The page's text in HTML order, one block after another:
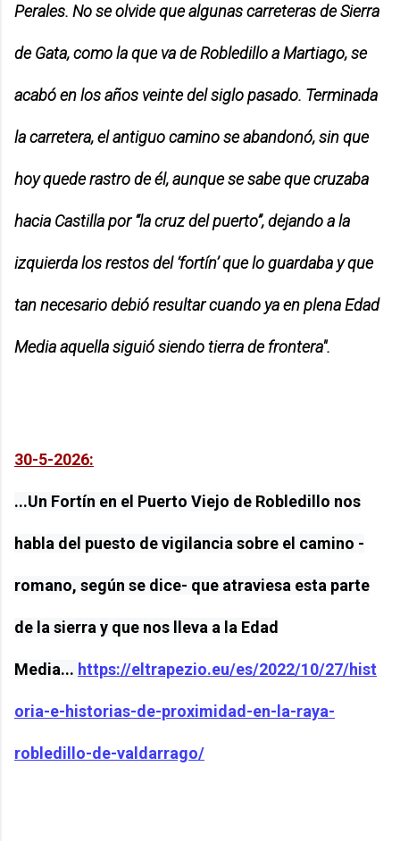
Perales. No se olvide que algunas carreteras de Sierra
de Gata, como la que va de Robledillo a Martiago, se
acabó en los años veintedel siglo pasado. Terminada
la carretera, el antiguo camino se abandonó, sin que
hoy quede rastro de él, aunque se sabe que cruzaba
hacia Castilla por “la cruz del puerto”, dejando a la
izquierda los restos del ‘fortín’ que lo guardaba y que
tan necesario debió resultar cuando ya en plena Edad
Media aquella siguió siendo tierra de frontera".
30-5-2026:
...Un Fortín en el Puerto Viejo de Robledillo nos
habla del puesto de vigilancia sobre el camino -
romano, según se dice- que atraviesa esta parte
de la sierra y que nos lleva a la Edad
Media... https://eltrapezio.eu/es/2022/10/27/hist
oria-e-historias-de-proximidad-en-la-raya-
robledillo-de-valdarrago/